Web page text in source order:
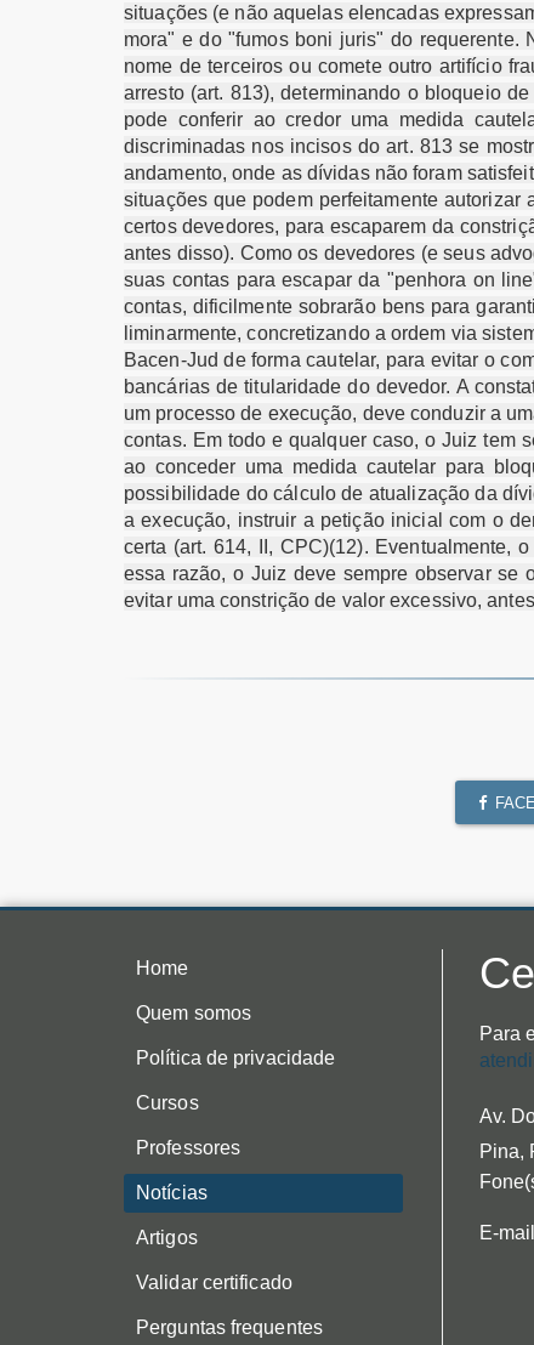
situações (e não aquelas elencadas
mora" e do "fumos boni juris" do requerente.
nome de terceiros ou comete outro artifício
arresto (art. 813), determinando o bloqueio
pode conferir ao credor uma medida
discriminadas nos incisos do art. 813 se
andamento, onde as dívidas não foram
situações que podem perfeitamente
certos devedores, para escaparem da
antes disso). Como os devedores (e seus
suas contas para escapar da "penhora on
contas, dificilmente sobrarão bens para
liminarmente, concretizando a ordem via
Bacen-Jud de forma cautelar, para evitar o
bancárias de titularidade do devedor. A
um processo de execução, deve conduzir a
contas. Em todo e qualquer caso, o Juiz tem
ao conceder uma medida cautelar para
possibilidade do cálculo de atualização da
a execução, instruir a petição inicial com o
certa (art. 614, II, CPC)(12). Eventualmente,
essa razão, o Juiz deve sempre observar se
evitar uma constrição de valor excessivo,
Home
Quem somos
Política de privacidade
Cursos
Professores
Notícias
Artigos
Validar certificado
Perguntas frequentes
Para
Av.
Pina,
E-